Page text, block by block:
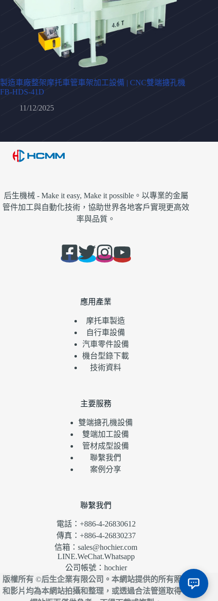
製造車廠整架摩托車管車架加工設備 | CNC雙端搪孔機
FB-HDS-41D
11/12/2025
后生機械 - Make it easy, Make it possible。以專業的金屬
管件加工與自動化技術，協助世界各地客戶實現更高效
率與品質。
應用產業
摩托車製造
自行車設備
汽車零件設備
機台型錄下載
技術資料
主要服務
雙端搪孔機設備
雙端加工設備
管材成型設備
聯繫我們
案例分享
聯繫我們
電話：+886-4-26830612
傳真：+886-4-26830237
信箱：sales@hochier.com
LINE.WeChat.Whatsapp
公司帳號：hochier
版權所有 ©后生企業有限公司。本網站提供的所有照片
和影片均為本網站拍攝和整理，或透過合法管道取得。